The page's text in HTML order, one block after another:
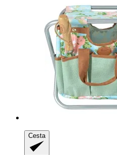
Cesta